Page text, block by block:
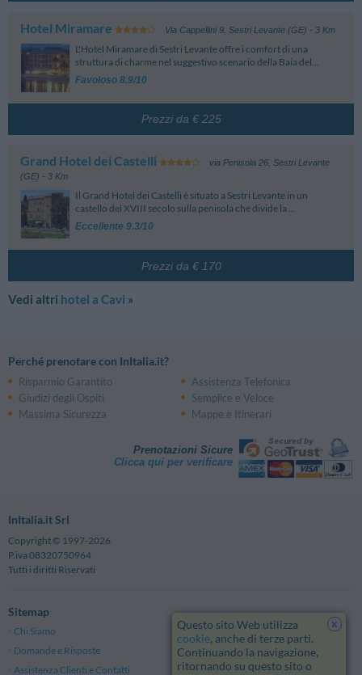
Hotel Miramare Via Cappellini 9, Sestri Levante (GE) - 3 Km
L'Hotel Miramare di Sestri Levante offre i comfort di una
struttura di charme nel suggestivo scenario della Baia del...
Favoloso 8.9/10
Prezzi da € 225
Grand Hotel dei Castelli via Penisola 26, Sestri Levante
(GE) - 3 Km
Il Grand Hotel dei Castelli è situato a Sestri Levante in un
castello del XVIII secolo sulla penisola che divide la ...
Eccellente 9.3/10
Prezzi da € 170
Vedi altri hotel a Cavi »
Perché prenotare con InItalia.it?
Risparmio Garantito
Assistenza Telefonica
Giudizi degli Ospiti
Semplice e Veloce
Massima Sicurezza
Mappe e Itinerari
Prenotazioni Sicure
Clicca qui per verificare
InItalia.it Srl
Copyright © 1997-2026
P.iva 08320750964
Tutti i diritti Riservati
Sitemap
Chi Siamo
Note Legali
Domande e Risposte
Privacy
Assistenza Clienti e Contatti
Termini e Condizioni generali
x
Questo sito Web utilizza
cookie, anche di terze parti.
Continuando la navigazione,
ritornando su questo sito o